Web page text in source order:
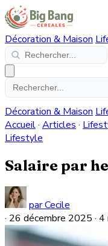
Décoration & Maison
Décoration & Maison
Accueil· Articles ·
Lifestyle
Salaire par
par Cecile
· 26 décembre 2025 · 4